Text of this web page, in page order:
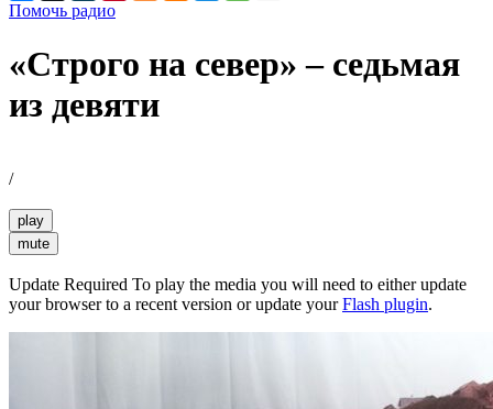
Помочь радио
«Строго на север» – седьмая
из девяти
/
play
mute
Update Required To play the media you will need to either update
your browser to a recent version or update yourFlash plugin.